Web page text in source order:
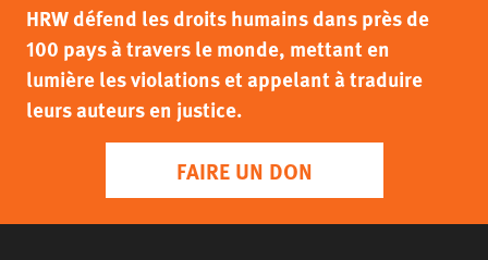
HRW défend les droits humains dans près de
100 pays à travers le monde, mettant en
lumière les violations et appelant à traduire
leurs auteurs en justice.
FAIRE UN DON